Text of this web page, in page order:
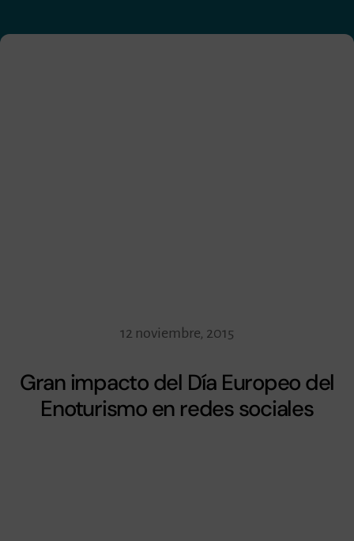
12 noviembre, 2015
Gran impacto del Día Europeo del
Enoturismo en redes sociales